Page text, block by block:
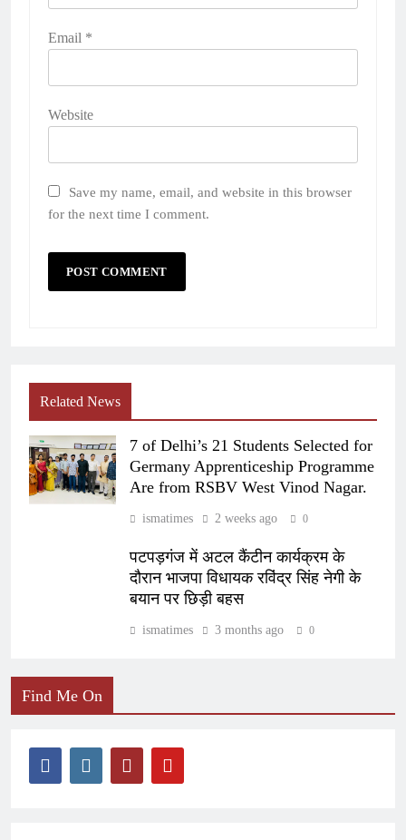
Email *
Website
Save my name, email, and website in this browser
for the next time I comment.
Related News
7 of Delhi’s 21 Students Selected for
Germany Apprenticeship Programme
Are from RSBV West Vinod Nagar.
ismatimes 2 weeks ago 0
पटपड़गंज में अटल कैंटीन कार्यक्रम के
दौरान भाजपा विधायक रविंद्र सिंह नेगी के
बयान पर छिड़ी बहस
ismatimes 3 months ago 0
Find Me On